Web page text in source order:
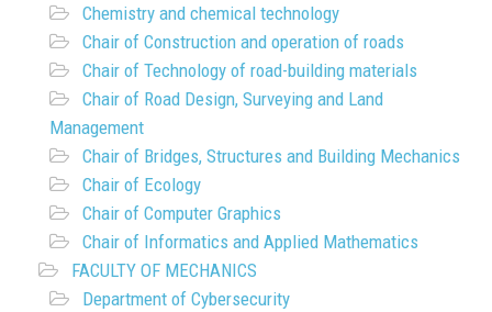
Chemistry and chemical technology
Chair of Construction and operation of roads
Chair of Technology of road-building materials
Chair of Road Design, Surveying and Land
Management
Chair of Bridges, Structures and Building Mechanics
Chair of Ecology
Chair of Computer Graphics
Chair of Informatics and Applied Mathematics
FACULTY OF MECHANICS
Department of Cybersecurity